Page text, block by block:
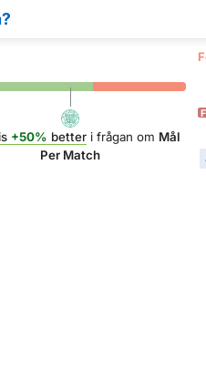
+50% betteri frågan om Mål
Per Match
F